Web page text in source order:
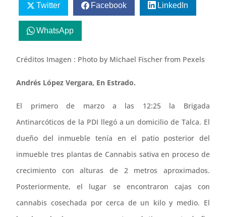
Twitter Facebook LinkedIn
WhatsApp
Créditos Imagen : Photo by Michael Fischer from Pexels
Andrés López Vergara, En Estrado.
El primero de marzo a las 12:25 la Brigada
Antinarcóticos de la PDI llegó a un domicilio de Talca. El
dueño del inmueble tenía en el patio posterior del
inmueble tres plantas de Cannabis sativa en proceso de
crecimiento con alturas de 2 metros aproximados.
Posteriormente, el lugar se encontraron cajas con
cannabis cosechada por cerca de un kilo y medio. El